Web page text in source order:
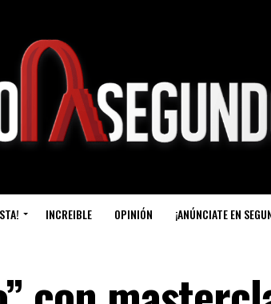
INCREIBLE OPINIÓN ¡ANÚNCIATE EN